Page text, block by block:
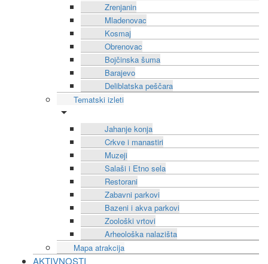
Zrenjanin
Mladenovac
Kosmaj
Obrenovac
Bojčinska šuma
Barajevo
Deliblatska peščara
Tematski izleti
Jahanje konja
Crkve i manastiri
Muzeji
Salaši i Etno sela
Restorani
Zabavni parkovi
Bazeni i akva parkovi
Zoološki vrtovi
Arheološka nalazišta
Mapa atrakcija
AKTIVNOSTI